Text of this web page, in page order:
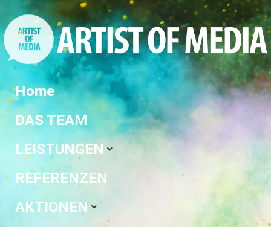
Home
DAS TEAM
LEISTUNGEN
REFERENZEN
AKTIONEN